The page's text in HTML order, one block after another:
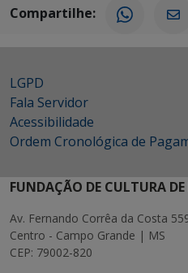
Compartilhe:
LGPD
Fala Servidor
Acessibilidade
Ordem Cronológica de
FUNDAÇÃO DE CULTURA
Av. Fernando Corrêa da Costa
Centro - Campo Grande | MS
CEP: 79002-820